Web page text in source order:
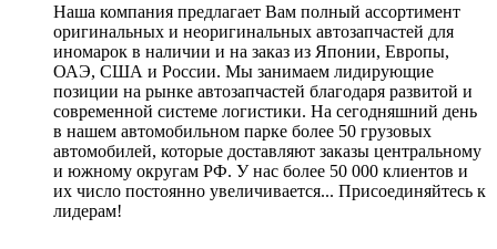
Наша компания предлагает Вам полный ассортимент
оригинальных и неоригинальных автозапчастей для
иномарок в наличии и на заказ из Японии, Европы,
ОАЭ, США и России. Мы занимаем лидирующие
позиции на рынке автозапчастей благодаря развитой и
современной системе логистики. На сегодняшний день
в нашем автомобильном парке более 50 грузовых
автомобилей, которые доставляют заказы центральному
и южному округам РФ. У нас более 50 000 клиентов и
их число постоянно увеличивается... Присоединяйтесь к
лидерам!